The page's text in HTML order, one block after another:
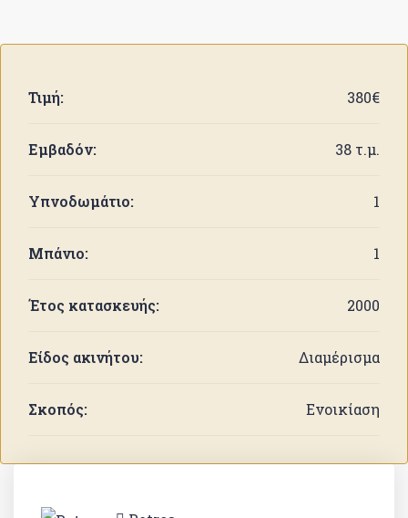
Τιμή: 380€
Εμβαδόν: 38 τ.μ.
Υπνοδωμάτιο: 1
Μπάνιο: 1
Έτος κατασκευής: 2000
Είδος ακινήτου: Διαμέρισμα
Σκοπός: Ενοικίαση